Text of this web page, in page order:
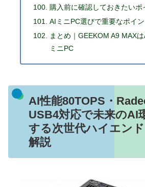
購入前に確認しておきたいポ
AIミニPC選びで重要なポイン
まとめ｜GEEKOM A9 MAX
ミニPC
AI性能80TOPS・
USB4対応で未来のAI
する次世代ハイエン
解説